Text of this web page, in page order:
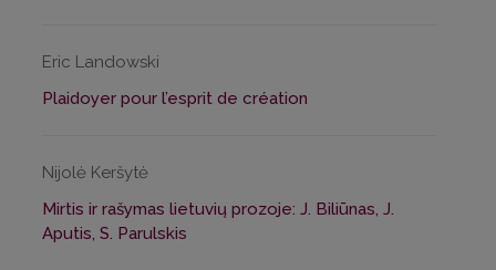
Eric Landowski
Plaidoyer pour l’esprit de création
Nijolė Keršytė
Mirtis ir rašymas lietuvių prozoje: J. Biliūnas, J.
Aputis, S. Parulskis